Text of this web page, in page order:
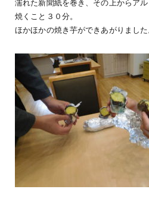
濡れた新聞紙を巻き、その上からア
焼くこと３０分。
ほかほかの焼き芋ができあがりました